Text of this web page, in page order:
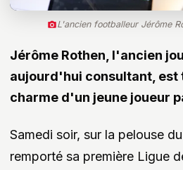
L'ancien footballeur Jérôme
Jérôme Rothen, l'ancien
aujourd'hui consultant, est
charme d'un jeune joueur
Samedi soir, sur la pelouse
remporté sa première Ligue